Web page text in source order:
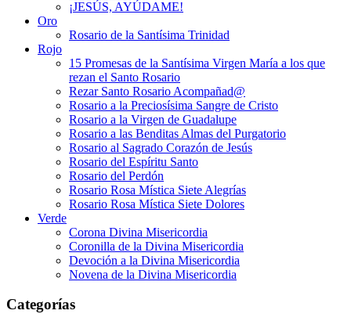
¡JESÚS, AYÚDAME!
Oro
Rosario de la Santísima Trinidad
Rojo
15 Promesas de la Santísima Virgen María a los que
rezan el Santo Rosario
Rezar Santo Rosario Acompañad@
Rosario a la Preciosísima Sangre de Cristo
Rosario a la Virgen de Guadalupe
Rosario a las Benditas Almas del Purgatorio
Rosario al Sagrado Corazón de Jesús
Rosario del Espíritu Santo
Rosario del Perdón
Rosario Rosa Mística Siete Alegrías
Rosario Rosa Mística Siete Dolores
Verde
Corona Divina Misericordia
Coronilla de la Divina Misericordia
Devoción a la Divina Misericordia
Novena de la Divina Misericordia
Categorías